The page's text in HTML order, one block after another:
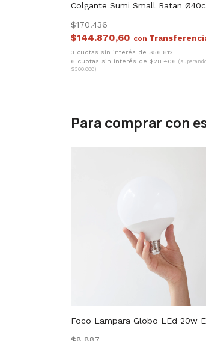
Colgante Sumi Small Ratan
$170.436
$144.870,60 con
3 cuotas sin interés de $56.812
6 cuotas sin interés de $28.406
$300.000)
Para comprar con
Foco Lampara Globo LEd 20w